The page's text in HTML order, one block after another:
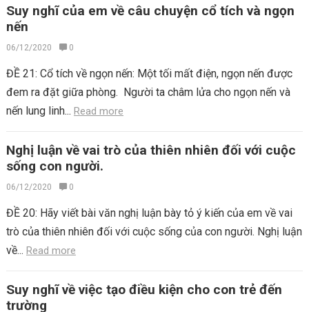
Suy nghĩ của em về câu chuyện cổ tích và ngọn
nến
06/12/2020 0
ĐỀ 21: Cổ tích về ngọn nến: Một tối mất điện, ngọn nến được
đem ra đặt giữa phòng. Người ta châm lửa cho ngọn nến và
nến lung linh... Read more
Nghị luận về vai trò của thiên nhiên đối với cuộc
sống con người.
06/12/2020 0
ĐỀ 20: Hãy viết bài văn nghị luận bày tỏ ý kiến của em về vai
trò của thiên nhiên đối với cuộc sống của con người. Nghị luận
về... Read more
Suy nghĩ về việc tạo điều kiện cho con trẻ đến
trường